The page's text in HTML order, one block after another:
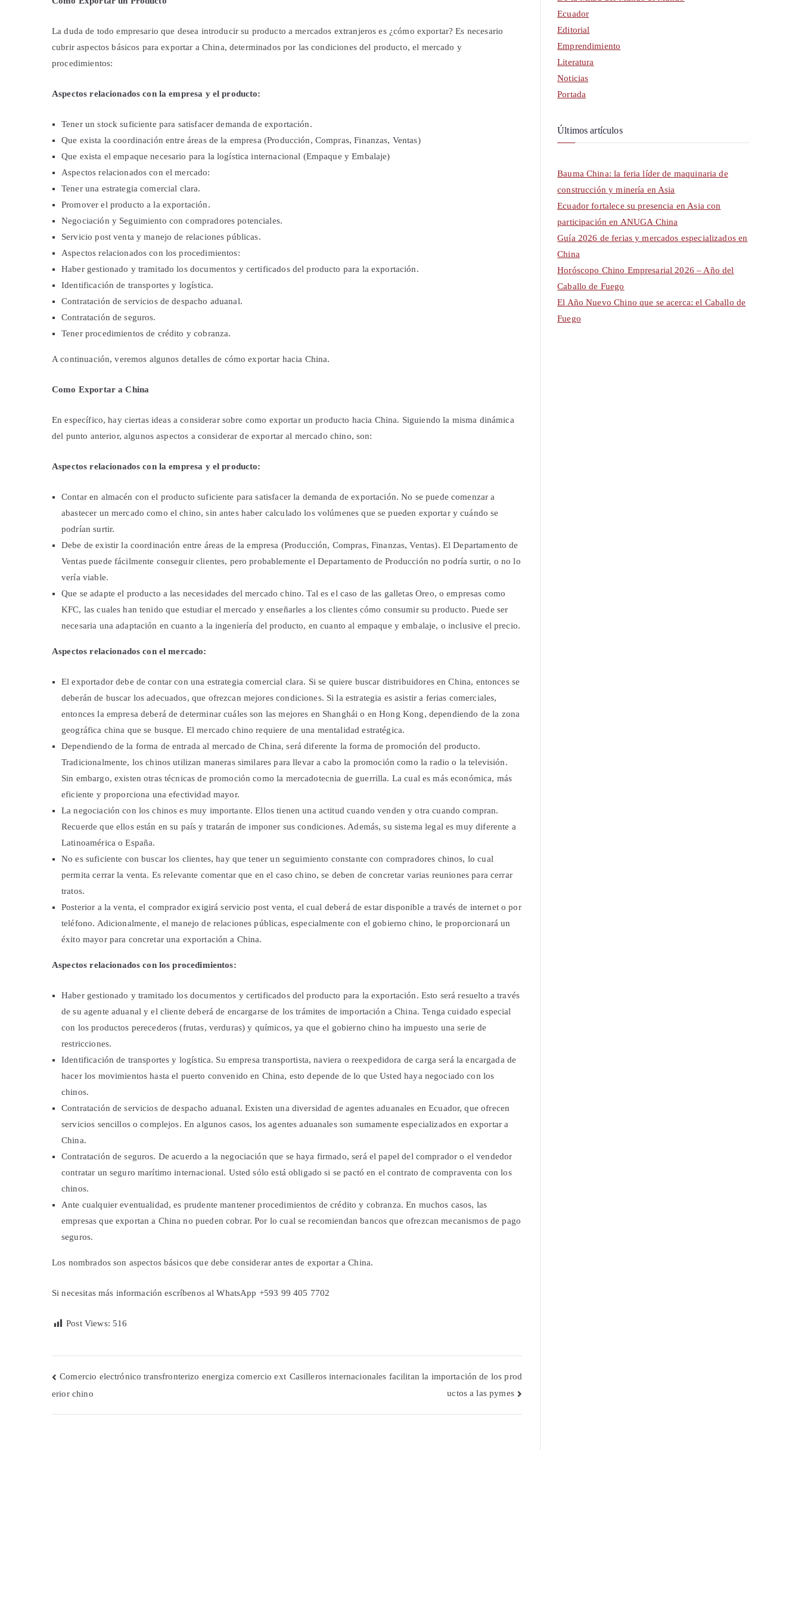
La duda de todo empresario que desea introducir su producto a mercados extranjeros es ¿cómo exportar? Es necesario
cubrir aspectos básicos para exportar a China, determinados por las condiciones del producto, el mercado y
procedimientos:
Aspectos relacionados con la empresa y el producto:
Tener un stock suficiente para satisfacer demanda de exportación.
Que exista la coordinación entre áreas de la empresa (Producción, Compras, Finanzas, Ventas)
Que exista el empaque necesario para la logística internacional (Empaque y Embalaje)
Aspectos relacionados con el mercado:
Tener una estrategia comercial clara.
Promover el producto a la exportación.
Negociación y Seguimiento con compradores potenciales.
Servicio post venta y manejo de relaciones públicas.
Aspectos relacionados con los procedimientos:
Haber gestionado y tramitado los documentos y certificados del producto para la exportación.
Identificación de transportes y logística.
Contratación de servicios de despacho aduanal.
Contratación de seguros.
Tener procedimientos de crédito y cobranza.
A continuación, veremos algunos detalles de cómo exportar hacia China.
Como Exportar a China
En específico, hay ciertas ideas a considerar sobre como exportar un producto hacia China. Siguiendo la misma dinámica
del punto anterior, algunos aspectos a considerar de exportar al mercado chino, son:
Aspectos relacionados con la empresa y el producto:
Contar en almacén con el producto suficiente para satisfacer la demanda de exportación. No se puede comenzar a
abastecer un mercado como el chino, sin antes haber calculado los volúmenes que se pueden exportar y cuándo se
podrían surtir.
Debe de existir la coordinación entre áreas de la empresa (Producción, Compras, Finanzas, Ventas). El Departamento de
Ventas puede fácilmente conseguir clientes, pero probablemente el Departamento de Producción no podría surtir, o no lo
vería viable.
Que se adapte el producto a las necesidades del mercado chino. Tal es el caso de las galletas Oreo, o empresas como
KFC, las cuales han tenido que estudiar el mercado y enseñarles a los clientes cómo consumir su producto. Puede ser
necesaria una adaptación en cuanto a la ingeniería del producto, en cuanto al empaque y embalaje, o inclusive el precio.
Aspectos relacionados con el mercado:
El exportador debe de contar con una estrategia comercial clara. Si se quiere buscar distribuidores en China, entonces se
deberán de buscar los adecuados, que ofrezcan mejores condiciones. Si la estrategia es asistir a ferias comerciales,
entonces la empresa deberá de determinar cuáles son las mejores en Shanghái o en Hong Kong, dependiendo de la zona
geográfica china que se busque. El mercado chino requiere de una mentalidad estratégica.
Dependiendo de la forma de entrada al mercado de China, será diferente la forma de promoción del producto.
Tradicionalmente, los chinos utilizan maneras similares para llevar a cabo la promoción como la radio o la televisión.
Sin embargo, existen otras técnicas de promoción como la mercadotecnia de guerrilla. La cual es más económica, más
eficiente y proporciona una efectividad mayor.
La negociación con los chinos es muy importante. Ellos tienen una actitud cuando venden y otra cuando compran.
Recuerde que ellos están en su país y tratarán de imponer sus condiciones. Además, su sistema legal es muy diferente a
Latinoamérica o España.
No es suficiente con buscar los clientes, hay que tener un seguimiento constante con compradores chinos, lo cual
permita cerrar la venta. Es relevante comentar que en el caso chino, se deben de concretar varias reuniones para cerrar
tratos.
Posterior a la venta, el comprador exigirá servicio post venta, el cual deberá de estar disponible a través de internet o por
teléfono. Adicionalmente, el manejo de relaciones públicas, especialmente con el gobierno chino, le proporcionará un
éxito mayor para concretar una exportación a China.
Aspectos relacionados con los procedimientos:
Haber gestionado y tramitado los documentos y certificados del producto para la exportación. Esto será resuelto a través
de su agente aduanal y el cliente deberá de encargarse de los trámites de importación a China. Tenga cuidado especial
con los productos perecederos (frutas, verduras) y químicos, ya que el gobierno chino ha impuesto una serie de
restricciones.
Identificación de transportes y logística. Su empresa transportista, naviera o reexpedidora de carga será la encargada de
hacer los movimientos hasta el puerto convenido en China, esto depende de lo que Usted haya negociado con los
chinos.
Contratación de servicios de despacho aduanal. Existen una diversidad de agentes aduanales en Ecuador, que ofrecen
servicios sencillos o complejos. En algunos casos, los agentes aduanales son sumamente especializados en exportar a
China.
Contratación de seguros. De acuerdo a la negociación que se haya firmado, será el papel del comprador o el vendedor
contratar un seguro marítimo internacional. Usted sólo está obligado si se pactó en el contrato de compraventa con los
chinos.
Ante cualquier eventualidad, es prudente mantener procedimientos de crédito y cobranza. En muchos casos, las
empresas que exportan a China no pueden cobrar. Por lo cual se recomiendan bancos que ofrezcan mecanismos de pago
seguros.
Los nombrados son aspectos básicos que debe considerar antes de exportar a China.
Si necesitas más información escríbenos al WhatsApp +593 99 405 7702
Post Views: 516
Navegación
de
Comercio electrónico transfronterizo energiza comercio ext
erior chino
Casilleros internacionales facilitan la importación de los prod
uctos a las pymes
Ecuador
Editorial
Emprendimiento
Literatura
Noticias
Portada
Últimos artículos
Bauma China: la feria líder de maquinaria de
construcción y minería en Asia
Ecuador fortalece su presencia en Asia con
participación en ANUGA China
Guía 2026 de ferias y mercados especializados en
China
Horóscopo Chino Empresarial 2026 – Año del
Caballo de Fuego
El Año Nuevo Chino que se acerca: el Caballo de
Fuego